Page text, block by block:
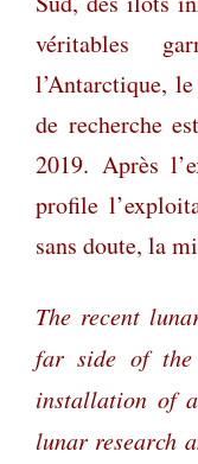
véritables
l’Antarctique,
de recherche
2019. Après
profile
sans doute, la
The recent
far side of
installation of
lunar research